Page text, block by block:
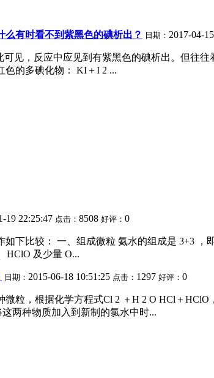
有时看不到紫黑色的碘析出？ 日期： 2017-04-
见，反应中应见到有紫黑色的碘析出。但往
色的多碘化物： KI＋I 2 ...
19 22:25:47 点击： 8508 好评： 0
下比较： 一、组成微粒 氨水的组成是 3+3 ，
HClO 及少量 O...
日期： 2015-06-18 10:51:25 点击： 1297 好评： 0
粒，根据化学方程式Cl 2 ＋H 2 O HCl＋
两种物质加入到新制的氯水中时...